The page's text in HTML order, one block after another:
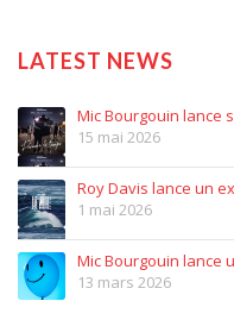
LATEST NEWS
Mic Bourgouin lance
15 mai 2026
Roy Davis lance un
1 mai 2026
Mic Bourgouin lance
13 mars 2026